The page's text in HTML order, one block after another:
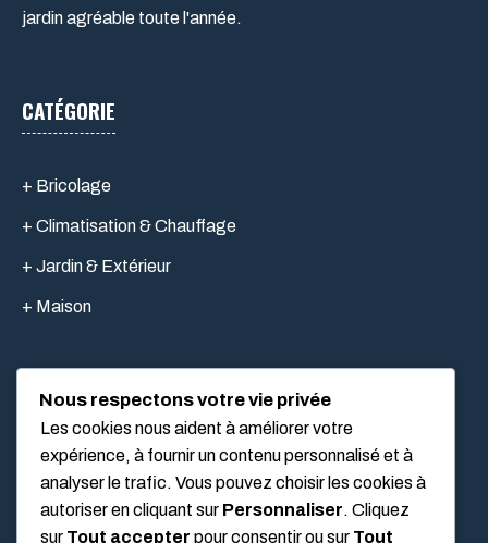
jardin agréable toute l'année.
CATÉGORIE
+ Bricolage
+ Climatisation & Chauffage
+ Jardin & Extérieur
+ Maison
LIEN UTILES
Mentions légales
Nous respectons votre vie privée
Les cookies nous aident à améliorer votre
expérience, à fournir un contenu personnalisé et à
analyser le trafic. Vous pouvez choisir les cookies à
autoriser en cliquant sur Personnaliser. Cliquez
sur Tout accepter pour consentir ou sur Tout